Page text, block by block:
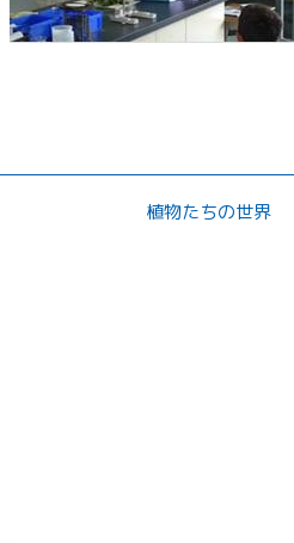
植物たちの世界